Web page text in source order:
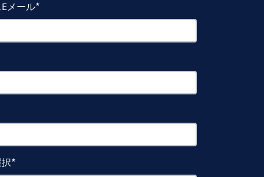
メール